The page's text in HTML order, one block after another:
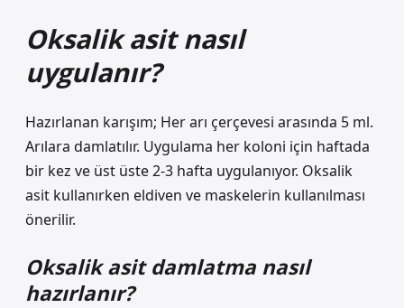
Oksalik asit nasıl
uygulanır?
Hazırlanan karışım; Her arı çerçevesi arasında 5 ml.
Arılara damlatılır. Uygulama her koloni için haftada
bir kez ve üst üste 2-3 hafta uygulanıyor. Oksalik
asit kullanırken eldiven ve maskelerin kullanılması
önerilir.
Oksalik asit damlatma nasıl
hazırlanır?